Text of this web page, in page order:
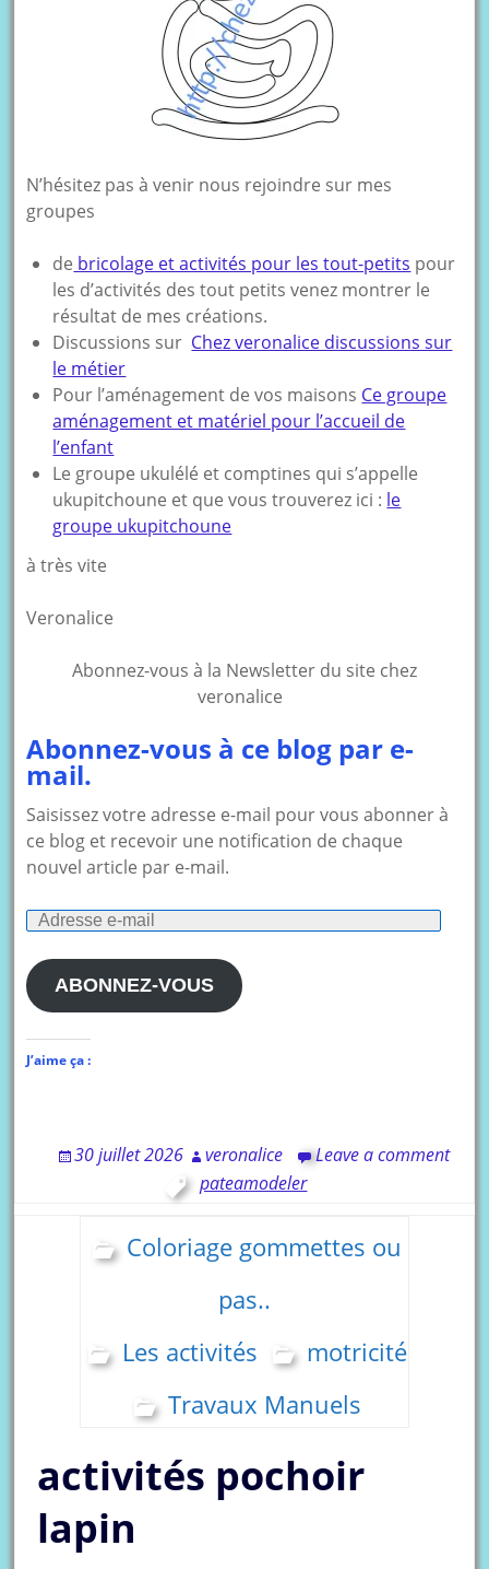
N’hésitez pas à venir nous rejoindre sur mes
groupes
de bricolage et activités pour les tout-petits pour
les d’activités des tout petits venez montrer le
résultat de mes créations.
Discussions sur Chez veronalice discussions sur
le métier
Pour l’aménagement de vos maisons Ce groupe
aménagement et matériel pour l’accueil de
l’enfant
Le groupe ukulélé et comptines qui s’appelle
ukupitchoune et que vous trouverez ici : le
groupe ukupitchoune
à très vite
Veronalice
Abonnez-vous à la Newsletter du site chez
veronalice
Abonnez-vous à ce blog par e-
mail.
Saisissez votre adresse e-mail pour vous abonner à
ce blog et recevoir une notification de chaque
nouvel article par e-mail.
Adresse
mail
ABONNEZ-VOUS
J’aime ça :
30 juillet 2026 veronalice
Leave a comment
pateamodeler
Coloriage gommettes ou
pas..
Les activités
motricité
Travaux Manuels
activités pochoir
lapin